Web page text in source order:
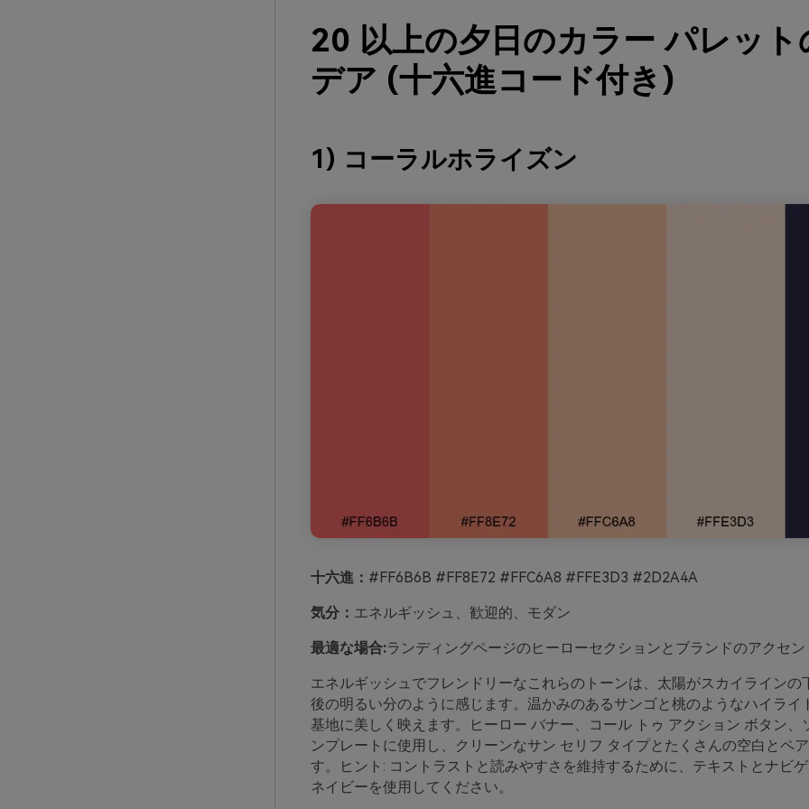
20 以上の夕日のカラー パレット
デア (十六進コード付き)
1) コーラルホライズン
十六進： #FF6B6B #FF8E72 #FFC6A8 #FFE3D3 #2D2A4A
気分： エネルギッシュ、歓迎的、モダン
最適な場合:ランディングページのヒーローセクションとブランドのアクセン
エネルギッシュでフレンドリーなこれらのトーンは、太陽がスカイラインの
後の明るい分のように感じます。温かみのあるサンゴと桃のようなハイライ
基地に美しく映えます。ヒーロー バナー、コール トゥ アクション ボタン、
ンプレートに使用し、クリーンなサン セリフ タイプとたくさんの空白とペ
す。ヒント: コントラストと読みやすさを維持するために、テキストとナビ
ネイビーを使用してください。